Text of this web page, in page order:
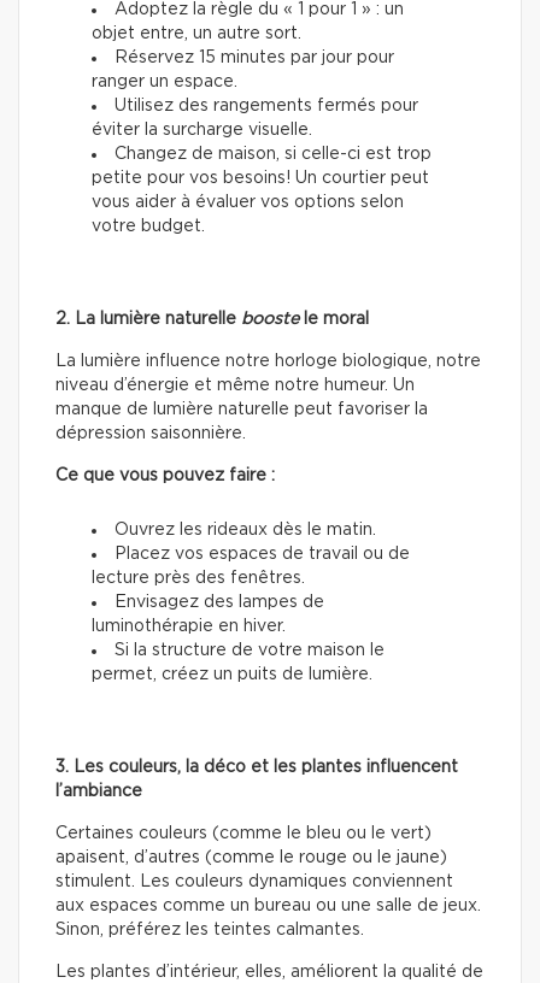
Adoptez la règle du « 1 pour 1 » : un
objet entre, un autre sort.
Réservez 15 minutes par jour pour
ranger un espace.
Utilisez des rangements fermés pour
éviter la surcharge visuelle.
Changez de maison, si celle-ci est trop
petite pour vos besoins! Un courtier peut
vous aider à évaluer vos options selon
votre budget.
2. La lumière naturelle boostele moral
La lumière influence notre horloge biologique, notre
niveau d’énergie et même notre humeur. Un
manque de lumière naturelle peut favoriser la
dépression saisonnière.
Ce que vous pouvez faire :
Ouvrez les rideaux dès le matin.
Placez vos espaces de travail ou de
lecture près des fenêtres.
Envisagez des lampes de
luminothérapie en hiver.
Si la structure de votre maison le
permet, créez un puits de lumière.
3. Les couleurs, la déco et les plantes influencent
l’ambiance
Certaines couleurs (comme le bleu ou le vert)
apaisent, d’autres (comme le rouge ou le jaune)
stimulent. Les couleurs dynamiques conviennent
aux espaces comme un bureau ou une salle de jeux.
Sinon, préférez les teintes calmantes.
Les plantes d’intérieur, elles, améliorent la qualité de